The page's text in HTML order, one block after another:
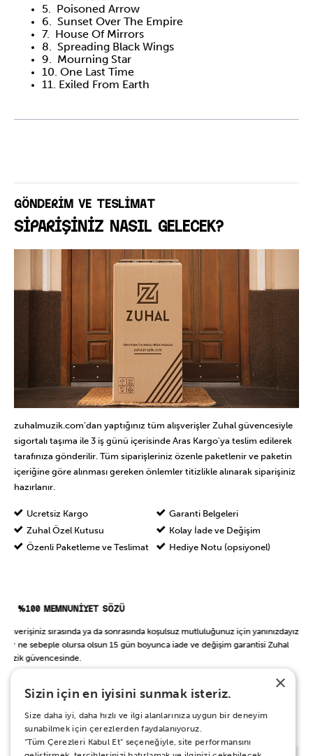
5. Poisoned Arrow
6. Sunset Over The Empire
7. House Of Mirrors
8. Spreading Black Wings
9. Mourning Star
10. One Last Time
11. Exiled From Earth
GÖNDERİM VE TESLİMAT
SİPARİŞİNİZ NASIL GELECEK?
zuhalmuzik.com’dan yaptığınız tüm alışverişler Zuhal güvencesiyle
sigortalı taşıma ile 3 iş günü içerisinde Aras Kargo'ya teslim edilerek
tarafınıza gönderilir. Tüm siparişleriniz özenle paketlenir ve paketin
içeriğine göre alınması gereken önlemler titizlikle alınarak siparişiniz
hazırlanır.
Ücretsiz Kargo
Zuhal Özel Kutusu
Özenli Paketleme ve Teslimat
Garanti Belgeleri
Kolay İade ve Değişim
Hediye Notu (opsiyonel)
%100 MEMNUNİYET SÖZÜ
Alışverişiniz sırasında ya da sonrasında koşulsuz mutluluğunuz için yanınızdayız.
Her ne sebeple olursa olsun 15 gün boyunca iade ve değişim garantisi Zuhal
Müzik güvencesinde.
BAŞKA BİR ŞEY Mİ ARIYORSUN?
×
Sizin için en iyisini sunmak isteriz.
Size daha iyi, daha hızlı ve ilgi alanlarınıza uygun bir deneyim
sunabilmek için çerezlerden faydalanıyoruz.
“Tüm Çerezleri Kabul Et” seçeneğiyle, site performansını